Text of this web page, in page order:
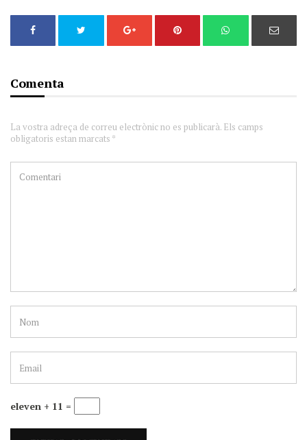
Comenta
La vostra adreça de correu electrònic no es publicarà. Els camps
obligatoris estan marcats *
eleven + 11 =